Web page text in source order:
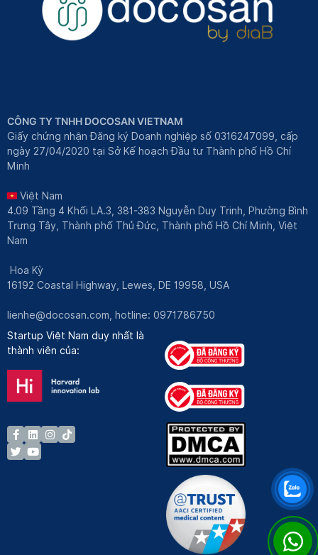
CÔNG TY TNHH DOCOSAN VIETNAM
Giấy chứng nhận Đăng ký Doanh nghiệp số 0316247099, cấp
ngày 27/04/2020 tại Sở Kế hoạch Đầu tư Thành phố Hồ Chí
Minh
Việt Nam
4.09 Tầng 4 Khối LA.3, 381-383 Nguyễn Duy Trinh, Phường Bình
Trưng Tây, Thành phố Thủ Đức, Thành phố Hồ Chí Minh, Việt
Nam
Hoa Kỳ
16192 Coastal Highway, Lewes, DE 19958, USA
lienhe@docosan.com , hotline: 0971786750
Startup Việt Nam duy nhất là
thành viên của: